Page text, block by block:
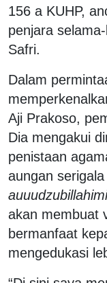
156 a KUHP,
penjara
Safri.
Dalam
Aji Prakoso,
Dia mengakui
penistaan
aungan
akan membuat
bermanfaat
mengedukasi